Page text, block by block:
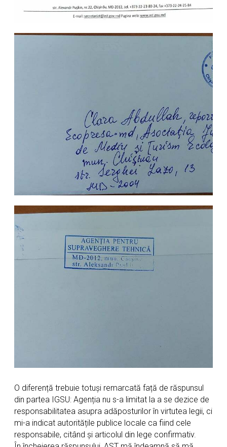
O diferență trebuie totuși remarcată față de răspunsul
din partea IGSU: Agenția nu s-a limitat la a se dezice de
responsabilitatea asupra adăposturilor în virtutea legii, ci
mi-a indicat autoritățile publice locale ca fiind cele
responsabile, citând și articolul din lege confirmativ.